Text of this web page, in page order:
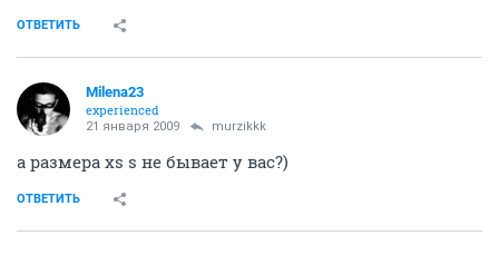
ОТВЕТИТЬ
Milena23
experienced
21 января 2009 murzikkk
а размера xs s не бывает у вас?)
ОТВЕТИТЬ